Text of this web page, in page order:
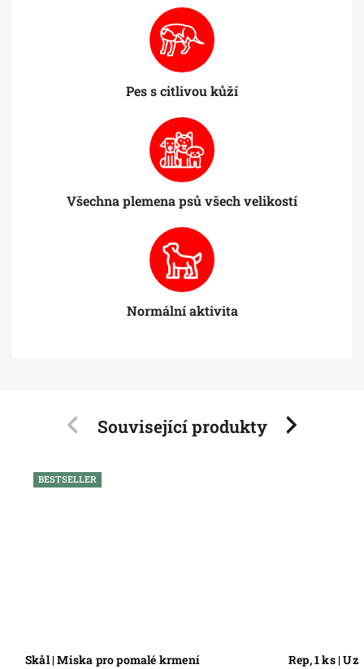
Pes s citlivou kůží
Všechna plemena psů všech velikostí
Normální aktivita
Související produkty
Previous
BESTSELLER
Skål | Miska pro pomalé krmení Rep, 1 ks |
Next